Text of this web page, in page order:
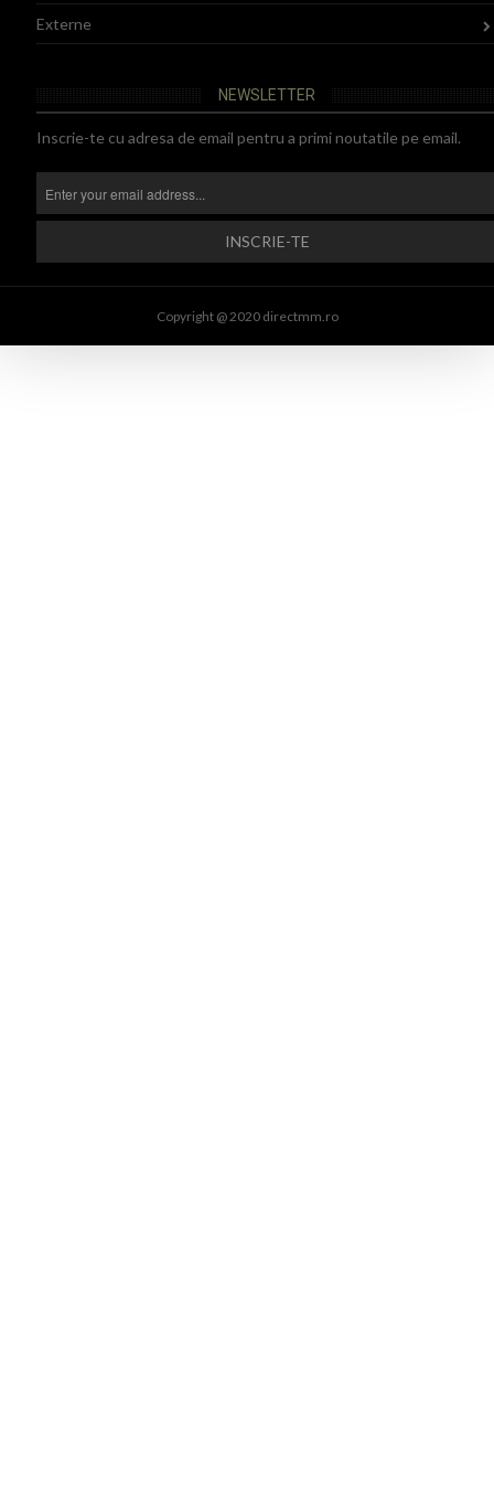
Externe
NEWSLETTER
Inscrie-te cu adresa de email pentru a primi noutatile pe email.
Copyright @ 2020 directmm.ro